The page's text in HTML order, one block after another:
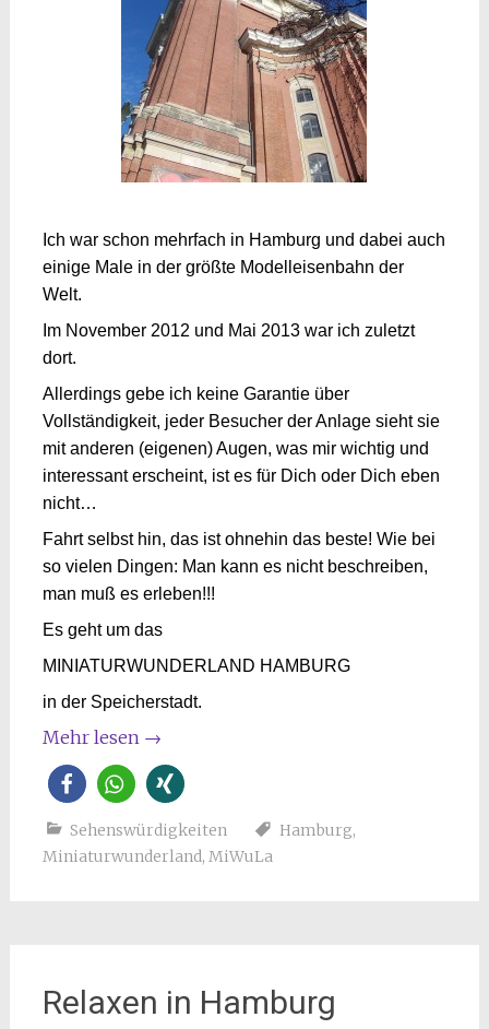
Ich war schon mehrfach in Hamburg und dabei auch
einige Male in der größte Modelleisenbahn der
Welt.
Im November 2012 und Mai 2013 war ich zuletzt
dort.
Allerdings gebe ich keine Garantie über
Vollständigkeit, jeder Besucher der Anlage sieht sie
mit anderen (eigenen) Augen, was mir wichtig und
interessant erscheint, ist es für Dich oder Dich eben
nicht…
Fahrt selbst hin, das ist ohnehin das beste! Wie bei
so vielen Dingen: Man kann es nicht beschreiben,
man muß es erleben!!!
Es geht um das
MINIATURWUNDERLAND HAMBURG
in der Speicherstadt.
Mehr lesen →
Sehenswürdigkeiten Hamburg,
Miniaturwunderland, MiWuLa
Relaxen in Hamburg